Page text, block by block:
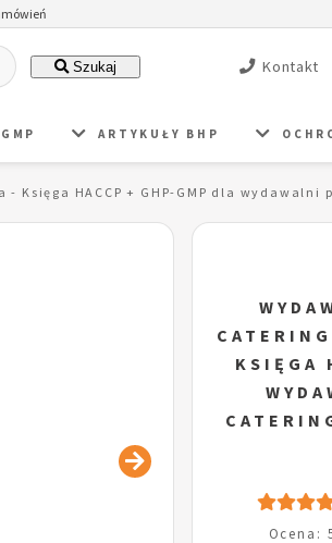
Szukaj Kontakt
ARTYKUŁY BHP
HACCP + GHP-GMP dla
KSIĘGA
Ocena: